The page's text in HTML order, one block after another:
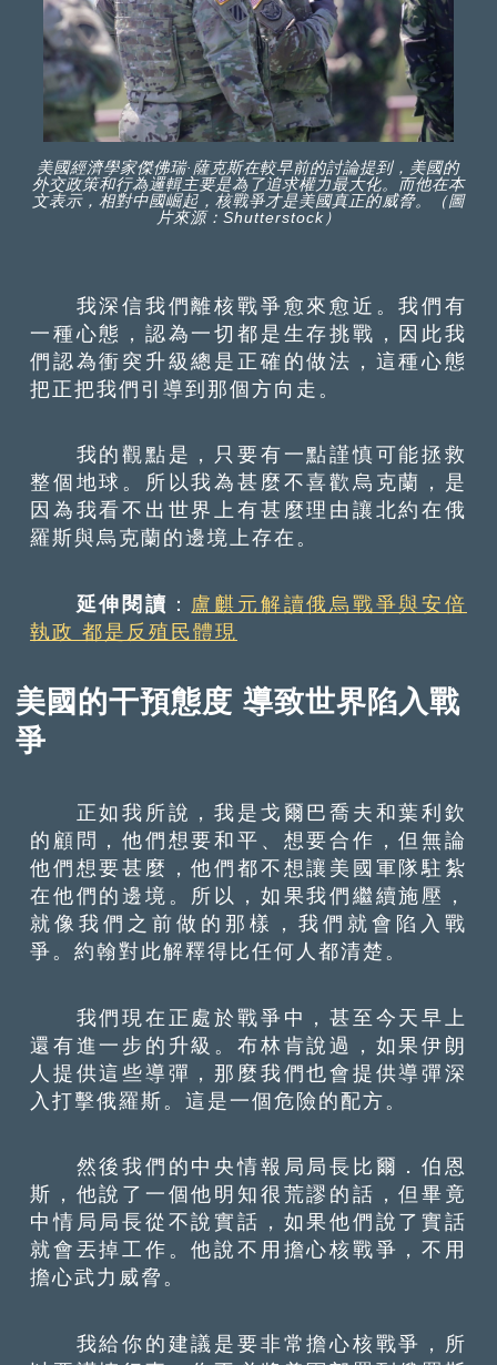
美國經濟學家傑佛瑞·薩克斯在較早前的討論提到，美國的
外交政策和行為邏輯主要是為了追求權力最大化。而他在本
文表示，相對中國崛起，核戰爭才是美國真正的威脅。（圖
片來源：Shutterstock）
我深信我們離核戰爭愈來愈近。我們有
一種心態，認為一切都是生存挑戰，因此我
們認為衝突升級總是正確的做法，這種心態
把正把我們引導到那個方向走。
我的觀點是，只要有一點謹慎可能拯救
整個地球。所以我為甚麼不喜歡烏克蘭，是
因為我看不出世界上有甚麼理由讓北約在俄
羅斯與烏克蘭的邊境上存在。
延伸閱讀 ： 盧麒元解讀俄烏戰爭與安倍
執政 都是反殖民體現
美國的干預態度 導致世界陷入戰
爭
正如我所說，我是戈爾巴喬夫和葉利欽
的顧問，他們想要和平、想要合作，但無論
他們想要甚麼，他們都不想讓美國軍隊駐紮
在他們的邊境。所以，如果我們繼續施壓，
就像我們之前做的那樣，我們就會陷入戰
爭。約翰對此解釋得比任何人都清楚。
我們現在正處於戰爭中，甚至今天早上
還有進一步的升級。布林肯說過，如果伊朗
人提供這些導彈，那麼我們也會提供導彈深
入打擊俄羅斯。這是一個危險的配方。
然後我們的中央情報局局長比爾．伯恩
斯，他說了一個他明知很荒謬的話，但畢竟
中情局局長從不說實話，如果他們說了實話
就會丟掉工作。他說不用擔心核戰爭，不用
擔心武力威脅。
我給你的建議是要非常擔心核戰爭，所